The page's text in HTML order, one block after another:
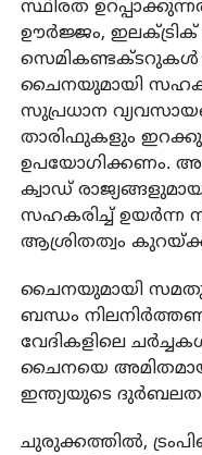
സ്ഥിരത
ഊർജ്ജം,
ചൈനയുമായി
സുപ്രധാന
താരിഫുകളും
ഉപയോഗിക്കണം.
ക്വാഡ്
സഹകരിച്ച് ഉയർന്ന
ആശ്രിതത്വം
ചൈനയുമായി
ബന്ധം
വേദികളിലെ
ചൈനയെ
ഇന്ത്യയുടെ ദുർബലത
ചുരുക്കത്തിൽ,